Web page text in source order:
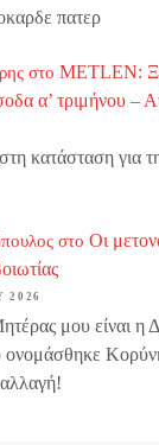
πατερ
στο METLEN:
α’ τριμήνου –
κατάσταση για
στο Οι
2026
μου είναι η
ονομάσθηκε